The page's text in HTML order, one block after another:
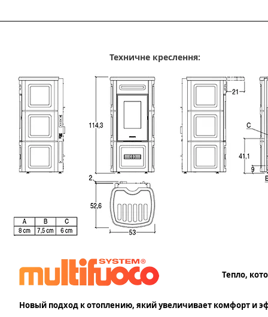
Техничне креслення:
Тепло,
Новый подход к отоплению, який увеличивает комфорт и